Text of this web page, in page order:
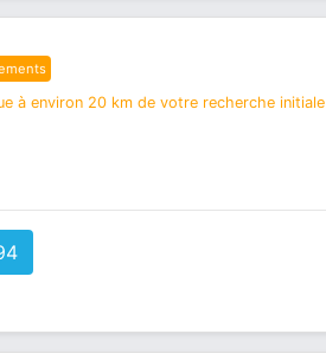
à environ 20 km de votre recherche initiale